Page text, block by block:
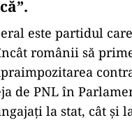
.
este partidul
românii să
de PNL în
la stat, cât și